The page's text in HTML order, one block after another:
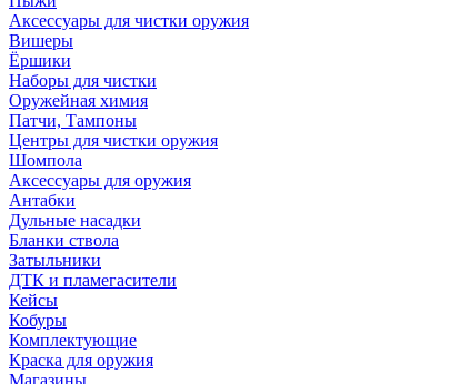
Аксессуары для чистки оружия
Вишеры
Ёршики
Наборы для чистки
Оружейная химия
Патчи, Тампоны
Центры для чистки оружия
Шомпола
Аксессуары для оружия
Антабки
Дульные насадки
Бланки ствола
Затыльники
ДТК и пламегасители
Кейсы
Кобуры
Комплектующие
Краска для оружия
Магазины